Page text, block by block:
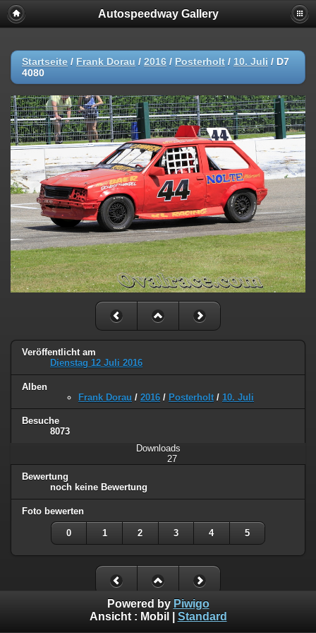
Autospeedway Gallery
Startseite / Frank Dorau / 2016 / Posterholt / 10. Juli / D7
4080
Veröffentlicht am
Dienstag 12 Juli 2016
Alben
Frank Dorau / 2016 / Posterholt / 10. Juli
Besuche
8073
Downloads
27
Bewertung
noch keine Bewertung
Foto bewerten
0 1 2 3 4 5
Powered by Piwigo
Ansicht : Mobil Standard